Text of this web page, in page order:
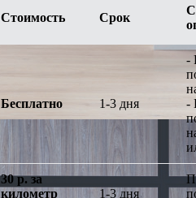
Стоимость Срок
Бесплатно 1-3 дня
-
-
30 р. за
километр
1-3 дня